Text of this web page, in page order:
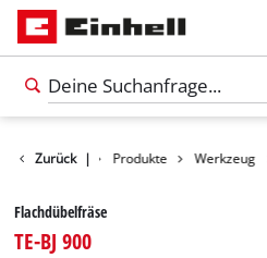
Zurück | Produkte Werkzeug
Flachdübelfräse
TE-BJ 900